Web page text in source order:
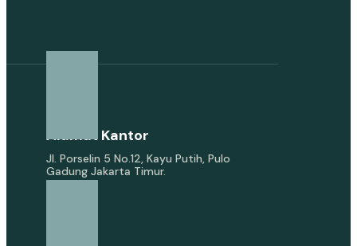
Alamat Kantor
Jl. Porselin 5 No.12, Kayu Putih, Pulo
Gadung Jakarta Timur.